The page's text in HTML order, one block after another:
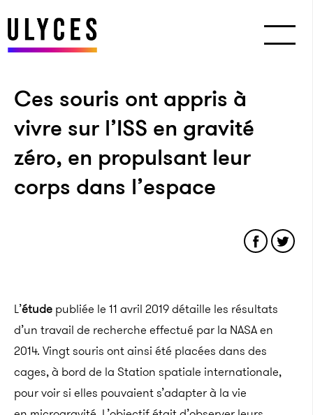
Ces souris ont appris à
vivre sur l’ISS en gravité
zéro, en propulsant leur
corps dans l’espace
L’étude publiée le 11 avril 2019 détaille les résultats
d’un travail de recherche effectué par la NASA en
2014. Vingt souris ont ainsi été placées dans des
cages, à bord de la Station spatiale internationale,
pour voir si elles pouvaient s’adapter à la vie